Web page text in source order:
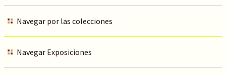
Navegar por las colecciones
Navegar Exposiciones